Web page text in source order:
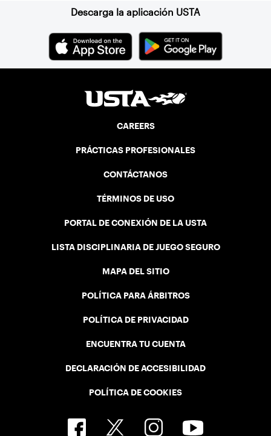
Descarga la aplicación USTA
CAREERS
PRÁCTICAS PROFESIONALES
CONTÁCTANOS
TÉRMINOS DE USO
PORTAL DE CONEXIÓN DE LA USTA
LISTA DISCIPLINARIA DE JUEGO SEGURO
MAPA DEL SITIO
POLÍTICA PARA ÁRBITROS
POLÍTICA DE PRIVACIDAD
ENCUENTRA TU CUENTA
DECLARACIÓN DE ACCESIBILIDAD
POLÍTICA DE COOKIES